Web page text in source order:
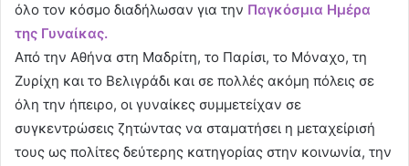
όλο τον κόσμο διαδήλωσαν για την Παγκόσμια Ημέρα
της Γυναίκας.
Από την Αθήνα στη Μαδρίτη, το Παρίσι, το Μόναχο, τη
Ζυρίχη και το Βελιγράδι και σε πολλές ακόμη πόλεις σε
όλη την ήπειρο, οι γυναίκες συμμετείχαν σε
συγκεντρώσεις ζητώντας να σταματήσει η μεταχείρισή
τους ως πολίτες δεύτερης κατηγορίας στην κοινωνία, την